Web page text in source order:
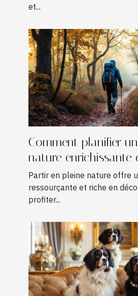
et...
Comment planifier
nature enrichissante
?
Partir en pleine nature offre
ressourçante et riche en
profiter...